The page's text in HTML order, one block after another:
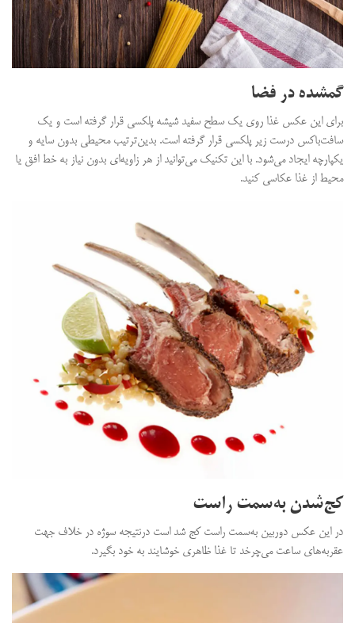
گمشده در فضا
برای این عکس غذا روی یک سطح سفید شیشه پلکسی قرار گرفته است و یک
سافت‌باکس درست زیر پلکسی قرار گرفته است. بدین‌ترتیب محیطی بدون سایه و
یکپارچه ایجاد می‌شود. با این تکنیک می‌توانید از هر زاویه‌ای بدون نیاز به خط افق یا
محیط از غذا عکاسی کنید.
کج‌شدن به‌سمت راست
در این عکس دوربین به‌سمت راست کج شد است درنتیجه سوژه در خلاف جهت
عقربه‌های ساعت می‌چرخد تا غذا ظاهری خوشایند به خود بگیرد.